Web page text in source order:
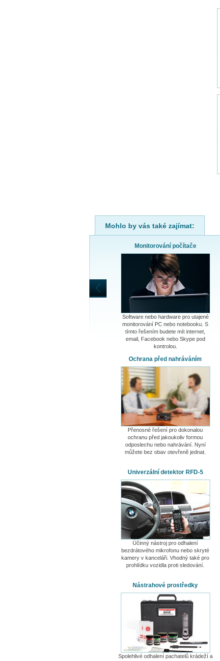
Mohlo by vás také zajímat:
Monitorování počítače
Software nebo hardware pro utajené
monitorování PC nebo notebooku. S
tímto řešením budete mít internet,
email, Facebook nebo Skype pod
kontrolou.
Ochrana před nahráváním
Přenosné řešení pro dokonalou
ochranu před jakoukoliv formou
odposlechu nebo nahrávání. Nyní
můžete bez obav otevřeně jednat.
Univerzální detektor RFD-5
Účinný nástroj pro odhalení
bezdrátového mikrofonu nebo skryté
kamery v kanceláři. Vhodný také pro
prohlídku vozidla proti sledování.
Nástrahové prostředky
Spolehlivé odhalení pachatelů krádeží a